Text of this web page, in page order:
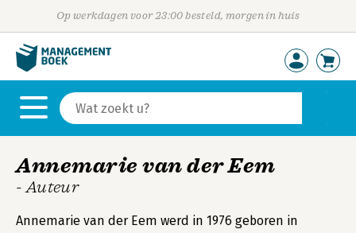
Op werkdagen voor 23:00 besteld, morgen in huis
Annemarie van der Eem
- Auteur
Annemarie van der Eem werd in 1976 geboren in